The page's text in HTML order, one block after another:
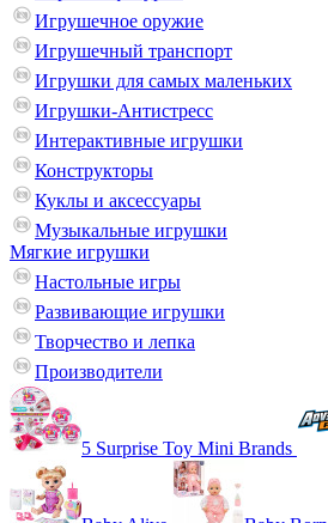
Игрушечное оружие
Игрушечный транспорт
Игрушки для самых маленьких
Игрушки-Антистресс
Интерактивные игрушки
Конструкторы
Куклы и аксессуары
Музыкальные игрушки
Мягкие игрушки
Настольные игры
Развивающие игрушки
Творчество и лепка
Производители
5 Surprise Toy Mini Brands